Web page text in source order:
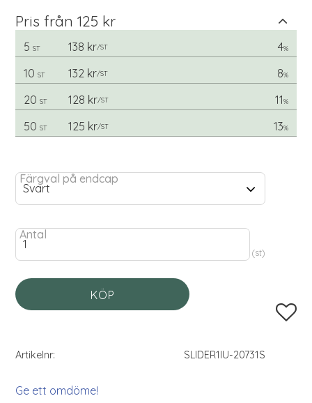
Pris från 125 kr
5 ST 138 kr/ST 4%
10 ST 132 kr/ST 8%
20 ST 128 kr/ST 11%
50 ST 125 kr/ST 13%
Färgval på endcap
Antal
st
KÖP
Lägg
Artikelnr SLIDER1IU-20731S
Ge ett omdöme!